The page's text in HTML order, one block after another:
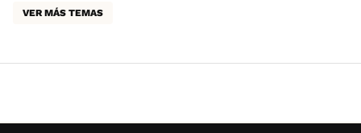
VER MÁS TEMAS